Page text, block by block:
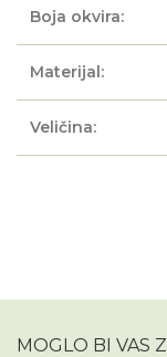
Boja okvira:
Materijal:
Veličina:
MOGLO BI VAS